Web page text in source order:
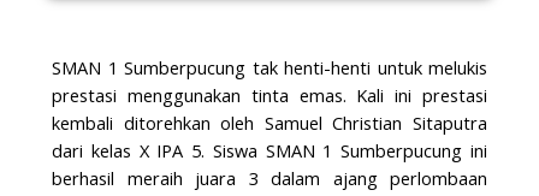
SMAN 1 Sumberpucung tak henti-henti untuk melukis
prestasi menggunakan tinta emas. Kali ini prestasi
kembali ditorehkan oleh Samuel Christian Sitaputra
dari kelas X IPA 5. Siswa SMAN 1 Sumberpucung ini
berhasil meraih juara 3 dalam ajang perlombaan